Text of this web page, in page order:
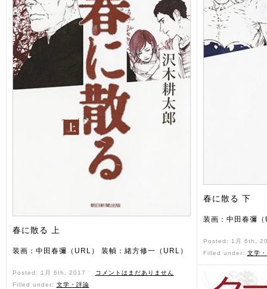
春に散る 上
装画：中田春彌（URL） 装幀：緒方修一（URL）
Posted: 1月 6th, 2017 ˑ
コメントはまだありません
Filled under: 文学・評論
春に散る 下
装画：中田春彌
Posted: 1月 6th,
Filled under: 文学